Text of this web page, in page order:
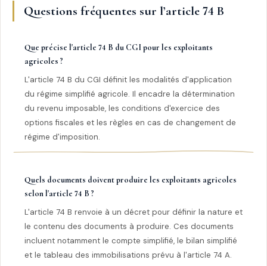
Questions fréquentes sur l’article 74 B
Que précise l'article 74 B du CGI pour les exploitants
agricoles ?
L'article 74 B du CGI définit les modalités d'application
du régime simplifié agricole. Il encadre la détermination
du revenu imposable, les conditions d'exercice des
options fiscales et les règles en cas de changement de
régime d'imposition.
Quels documents doivent produire les exploitants agricoles
selon l'article 74 B ?
L'article 74 B renvoie à un décret pour définir la nature et
le contenu des documents à produire. Ces documents
incluent notamment le compte simplifié, le bilan simplifié
et le tableau des immobilisations prévu à l'article 74 A.